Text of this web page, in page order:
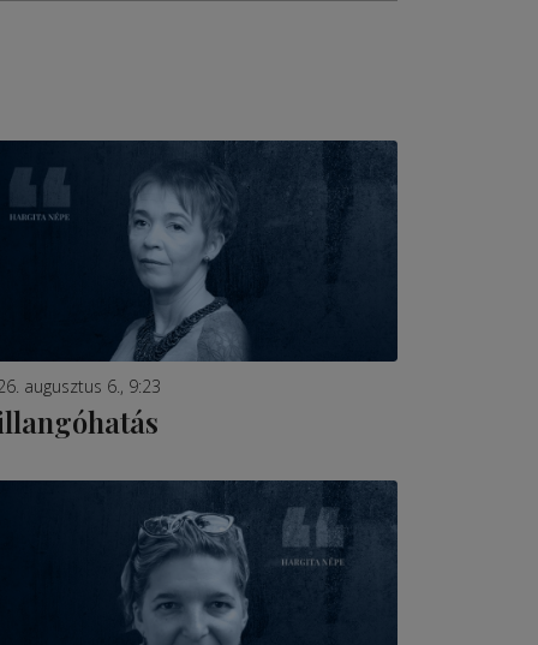
augusztus 6., 9:23